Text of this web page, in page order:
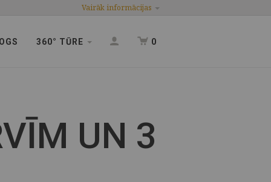
Vairāk informācijas
360° TŪRE 0
UN 3